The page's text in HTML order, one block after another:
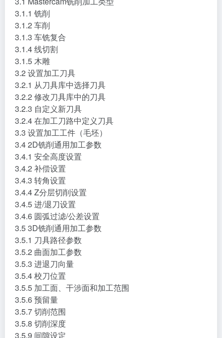
3.1 Mastercam铣削加工类型
3.1.1 铣削
3.1.2 车削
3.1.3 车铣复合
3.1.4 线切割
3.1.5 木雕
3.2 设置加工刀具
3.2.1 从刀具库中选择刀具
3.2.2 修改刀具库中的刀具
3.2.3 自定义新刀具
3.2.4 在加工刀路中定义刀具
3.3 设置加工工件（毛坯）
3.4 2D铣削通用加工参数
3.4.1 安全高度设置
3.4.2 补偿设置
3.4.3 转角设置
3.4.4 Z分层切削设置
3.4.5 进/退刀设置
3.4.6 圆弧过滤/公差设置
3.5 3D铣削通用加工参数
3.5.1 刀具路径参数
3.5.2 曲面加工参数
3.5.3 进退刀向量
3.5.4 校刀位置
3.5.5 加工面、干涉面和加工范围
3.5.6 预留量
3.5.7 切削范围
3.5.8 切削深度